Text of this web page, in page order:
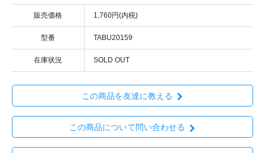
販売価格 1,760円(内税)
型番 TABU20159
在庫状況 SOLD OUT
この商品を友達に教える
この商品について問い合わせる